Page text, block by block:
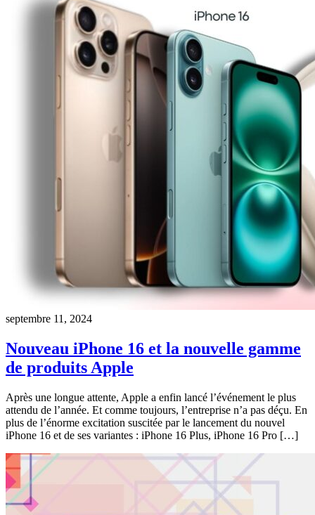
septembre 11, 2024
Nouveau iPhone 16 et la nouvelle gamme
de produits Apple
Après une longue attente, Apple a enfin lancé l’événement le plus
attendu de l’année. Et comme toujours, l’entreprise n’a pas déçu. En
plus de l’énorme excitation suscitée par le lancement du nouvel
iPhone 16 et de ses variantes : iPhone 16 Plus, iPhone 16 Pro […]